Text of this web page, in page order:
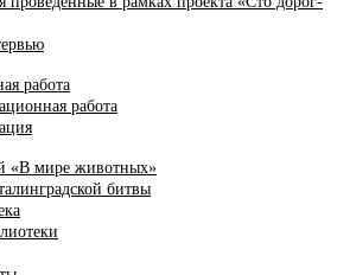
работа
работа
«В мире животных»
битвы